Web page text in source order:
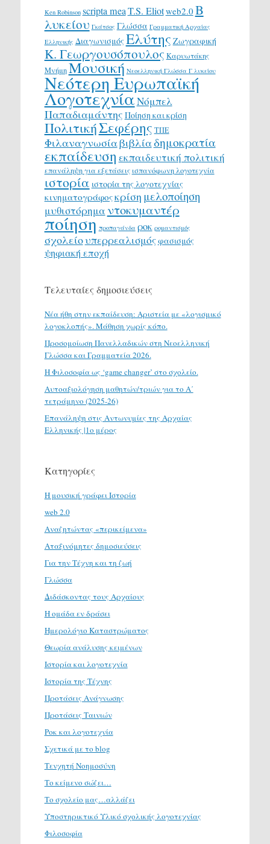
Ken Robinson scripta meaT.S. Eliotweb2.0 Β
λυκείου Γκάτσος Γλώσσα Γραμματική Αρχαίας
Ελληνικής ΔιαγωνισμόςΕλύτης Ζωγραφική
Κ. Γεωργουσόπουλος Καρυωτάκης
ΜνήμηΜουσική Νεοελληνική Γλώσσα Γ λυκείου
Νεότερη Ευρωπαϊκή
ΛογοτεχνίαΝόμπελ
Παπαδιαμάντης Ποίηση και κρίση
ΠολιτικήΣεφέρης ΤΠΕ
Φιλαναγνωσίαβιβλίαδημοκρατία
εκπαίδευση εκπαιδευτική πολιτική
επανάληψη για εξετάσεις ισπανόφωνη λογοτεχνία
ιστορία ιστορία της λογοτεχνίας
κινηματογράφοςκρίση μελοποίηση
μυθιστόρημα ντοκυμαντέρ
ποίηση προπαγάνδα ροκ ρομαντισμός
σχολείουπερρεαλισμόςφασισμός
ψηφιακή εποχή
Τελευταίες δημοσιεύσεις
Νέα ήθη στην εκπαίδευση: Αριστεία με «λογισμικό
λογοκλοπής». Μάθηση χωρίς κόπο.
Προσομοίωση Πανελλαδικών στη Νεοελληνική
Γλώσσα και Γραμματεία 2026.
H Φιλοσοφία ως ‘game changer’ στο σχολείο.
Αυτοαξιολόγηση μαθητών/τριών για το Α΄
τετράμηνο (2025-26)
Επανάληψη στις Αντωνυμίες της Αρχαίας
Ελληνικής |1ο μέρος
Κατηγορίες
H μουσική γράφει Ιστορία
web 2.0
Αναζητώντας «περικείμενα»
Αταξινόμητες δημοσιεύσεις
Για την Τέχνη και τη ζωή
Γλώσσα
Διδάσκοντας τους Αρχαίους
Η ομάδα εν δράσει
Ημερολόγιο Καταστρώματος
Θεωρία ανάλυσης κειμένων
Ιστορία και λογοτεχνία
Ιστορία της Τέχνης
Προτάσεις Ανάγνωσης
Προτάσεις Ταινιών
Ροκ και λογοτεχνία
Σχετικά με το blog
Τενχητή Νοημοσύνη
Το κείμενο σώζει…
Το σχολείο μας…αλλάζει
Υποστηρικτικό Υλικό σχολικής λογοτεχνίας
Φιλοσοφία